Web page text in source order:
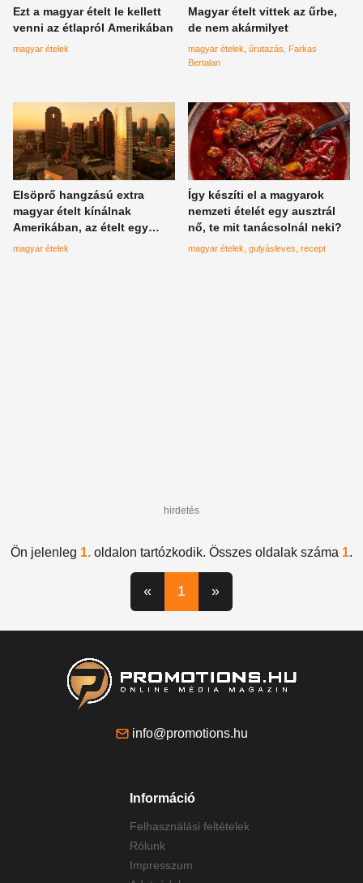
Ezt a magyar ételt le kellett
venni az étlapról Amerikában
magyar ételek
Magyar ételt vittek az űrbe,
de nem akármilyet
magyar ételek űrutazás
Farkas
Bertalan
Elsöprő hangzású extra
magyar ételt kínálnak
Amerikában, az ételt egy
különleges dallasi magyar
magyar ételek
Így készíti el a magyarok
nemzeti ételét egy ausztrál
nő, te mit tanácsolnál neki?
magyar ételek gulyásleves recept
hirdetés
Ön jelenleg 1. oldalon tartózkodik. Összes oldalak száma 1.
« 1 »
info@promotions.hu
Információ
Felhasználási feltételek
Rólunk
Impresszum